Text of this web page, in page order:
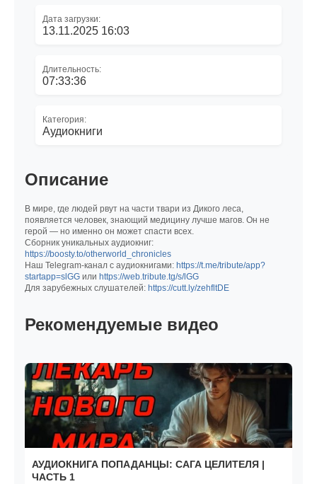
Дата загрузки:
13.11.2025 16:03
Длительность:
07:33:36
Категория:
Аудиокниги
Описание
В мире, где людей рвут на части твари из Дикого леса,
появляется человек, знающий медицину лучше магов. Он не
герой — но именно он может спасти всех.
Сборник уникальных аудиокниг:
https://boosty.to/otherworld_chronicles
Наш Telegram-канал с аудиокнигами: https://t.me/tribute/app?
startapp=slGG или https://web.tribute.tg/s/lGG
Для зарубежных слушателей: https://cutt.ly/zehfltDE
Рекомендуемые видео
АУДИОКНИГА ПОПАДАНЦЫ: САГА ЦЕЛИТЕЛЯ |
ЧАСТЬ 1